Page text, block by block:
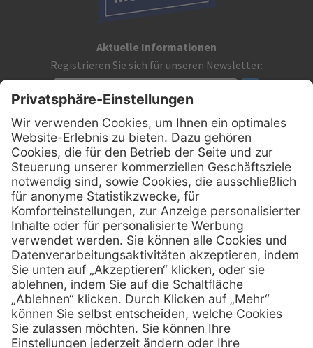
Aktuelle Informationen
Registrieren Sie sich für unseren Newsletter:
Kontakt
MediQuick Arzt- und Krankenhausbedarfshandel GmbH
Hans-Wunderlich-Straße 7
D-49078 Osnabrück
Telefon:0800 - 633 43 66
E-Mail: info @ mediquick.de
Services
Serviceversprechen
Sprechstundenbedarf
Hilfe
FAQs
Kontakt